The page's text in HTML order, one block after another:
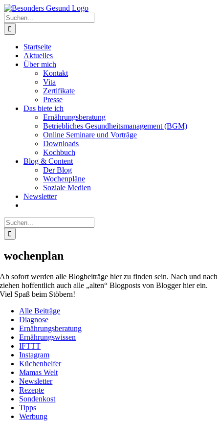
Zum
Inhalt
springen
Suche
nach:
Startseite
Aktuelles
Über mich
Kontakt
Vita
Zertifikate
Presse
Das biete ich
Ernährungsberatung
Betriebliches Gesundheitsmanagement (BGM)
Online Seminare und Vorträge
Downloads
Kochbuch
Blog & Content
Der Blog
Wochenpläne
Soziale Medien
Newsletter
Suche
nach:
wochenplan
Ab sofort werden alle Blogbeiträge hier zu finden sein. Nach und nach
ziehen hoffentlich auch alle „alten“ Blogposts von Blogger hier ein.
Viel Spaß beim Stöbern!
Alle Beiträge
Diagnose
Ernährungsberatung
Ernährungswissen
IFTTT
Instagram
Küchenhelfer
Mamas Welt
Newsletter
Rezepte
Sondenkost
Tipps
Werbung